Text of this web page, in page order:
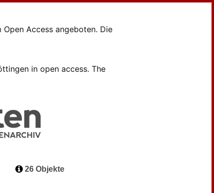
Access angeboten. Die
in open access. The
26 Objekte